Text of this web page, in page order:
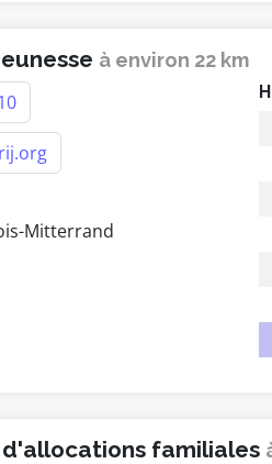
à environ 22 km
Mitterrand
d'allocations familiales